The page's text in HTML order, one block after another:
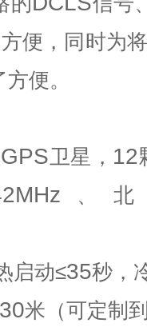
便，同时为
便。
GPS卫星， 12
、
启动≤35秒，
30米（可定制